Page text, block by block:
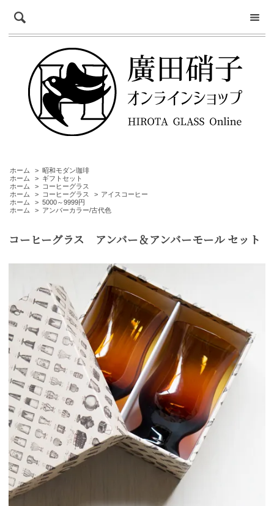
ホーム > 昭和モダン珈琲
ホーム
> ギフトセット
ホーム
>
コーヒーグラス
ホーム
> コーヒーグラス > アイスコーヒー
ホーム
> 5000～9999円
ホーム
> アンバーカラー/古代色
コーヒーグラス アンバー＆アンバーモール セット